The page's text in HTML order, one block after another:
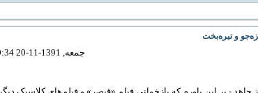
و تیره‌بخت
جمعه, 1391-11-20 00:34